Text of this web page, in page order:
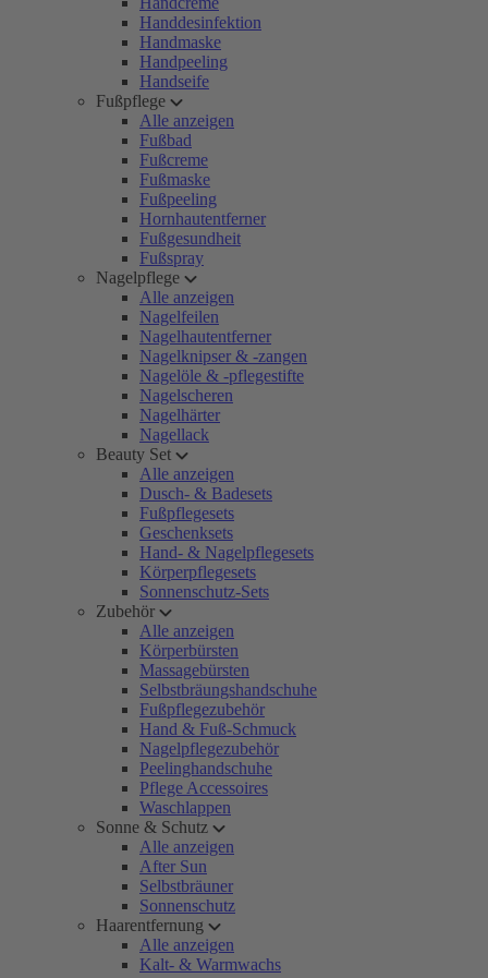
Handdesinfektion
Handmaske
Handpeeling
Handseife
Fußpflege
Alle anzeigen
Fußbad
Fußcreme
Fußmaske
Fußpeeling
Hornhautentferner
Fußgesundheit
Fußspray
Nagelpflege
Alle anzeigen
Nagelfeilen
Nagelhautentferner
Nagelknipser & -zangen
Nagelöle & -pflegestifte
Nagelscheren
Nagelhärter
Nagellack
Beauty Set
Alle anzeigen
Dusch- & Badesets
Fußpflegesets
Geschenksets
Hand- & Nagelpflegesets
Körperpflegesets
Sonnenschutz-Sets
Zubehör
Alle anzeigen
Körperbürsten
Massagebürsten
Selbstbräungshandschuhe
Fußpflegezubehör
Hand & Fuß-Schmuck
Nagelpflegezubehör
Peelinghandschuhe
Pflege Accessoires
Waschlappen
Sonne & Schutz
Alle anzeigen
After Sun
Selbstbräuner
Sonnenschutz
Haarentfernung
Alle anzeigen
Kalt- & Warmwachs